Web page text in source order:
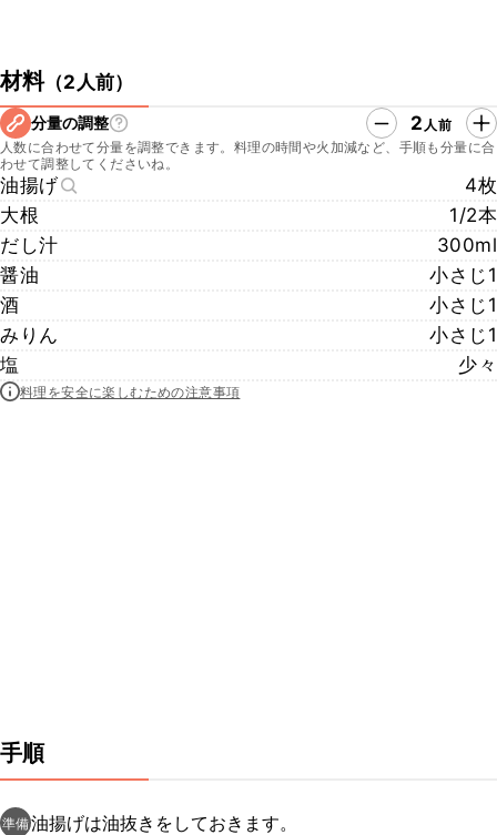
材料（2人前）
分量の調整 2 人前
人数に合わせて分量を調整できます。料理の時間や火加減など、手順も分量に合
わせて調整してくださいね。
油揚げ
4枚
大根
1/2本
だし汁
300ml
醤油
小さじ1
酒
小さじ1
みりん
小さじ1
塩
少々
料理を安全に楽しむための注意事項
手順
準備油揚げは油抜きをしておきます。